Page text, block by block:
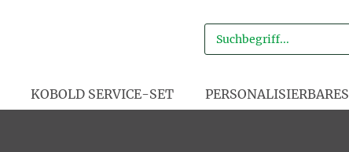
KOBOLD SERVICE-SET PERSONALISIERBARES